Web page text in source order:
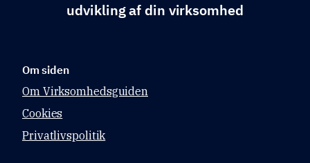
udvikling af din virksomhed
Om siden
Om Virksomhedsguiden
Cookies
Privatlivspolitik